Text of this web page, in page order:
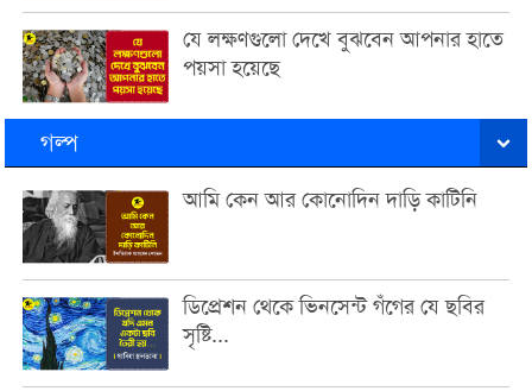
যে লক্ষণগুলো দেখে বুঝবেন আপনার হাতে
পয়সা হয়েছে
গল্প
আমি কেন আর কোনোদিন দাড়ি কাটিনি
ডিপ্রেশন থেকে ভিনসেন্ট গঁগের যে ছবির
সৃষ্টি...